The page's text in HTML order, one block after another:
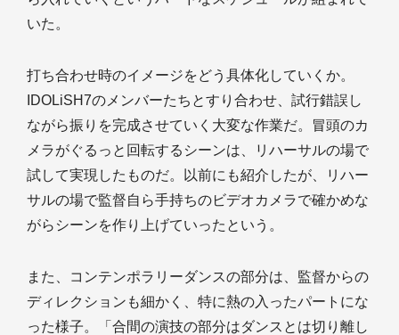
いた。
打ち合わせ時のイメージをどう具体化していくか。
IDOLiSH7のメンバーたちとすり合わせ、試行錯誤し
ながら振りを完成させていく大変な作業だ。冒頭のカ
メラがぐるっと回転するシーンは、リハーサルの場で
試して実現したものだ。以前にも紹介したが、リハー
サルの場で監督自ら手持ちのビデオカメラで確かめな
がらシーンを作り上げていったという。
また、コンテンポラリーダンスの部分は、監督からの
ディレクションも細かく、特に熱の入ったパートにな
った様子。「合間の演技の部分はダンスとは切り離し